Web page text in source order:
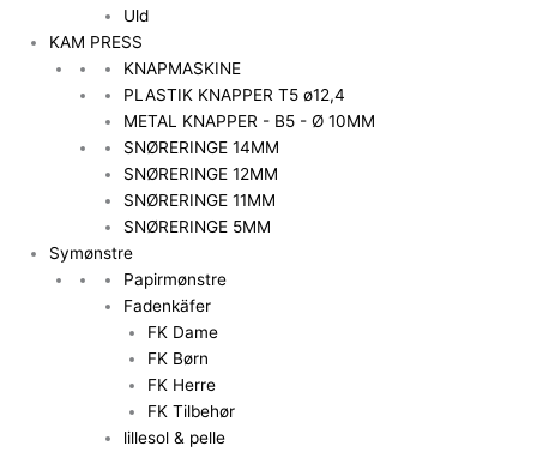
Uld
KAM PRESS
KNAPMASKINE
PLASTIK KNAPPER T5 ø12,4
METAL KNAPPER - B5 - Ø 10MM
SNØRERINGE 14MM
SNØRERINGE 12MM
SNØRERINGE 11MM
SNØRERINGE 5MM
Symønstre
Papirmønstre
Fadenkäfer
FK Dame
FK Børn
FK Herre
FK Tilbehør
lillesol & pelle